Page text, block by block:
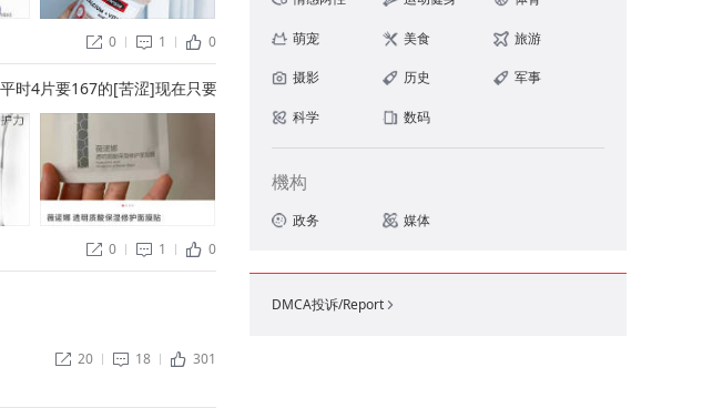
ñ 0
 1
 0
4片要167的[苦涩]现在只要9.97/片，含高浓度透明质酸，主打深度补水保湿💦
ñ 0
 1
 0
ñ 301
 18
 20
萌宠 美食 旅游
摄影 历史 军事
科学 数码
機构
政务 媒体
DMCA投诉/Report a